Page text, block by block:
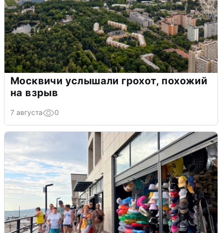
Москвичи услышали грохот, похожий
на взрыв
7 августа 0